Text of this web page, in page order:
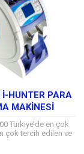
İ-HUNTER PARA
MAKİNESİ
Türkiye’de en çok
çok tercih edilen ve